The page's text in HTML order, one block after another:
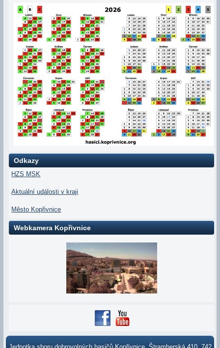
Odkazy
HZS MSK
Aktuální události v kraji
Město Kopřivnice
Webkamera Kopřivnice